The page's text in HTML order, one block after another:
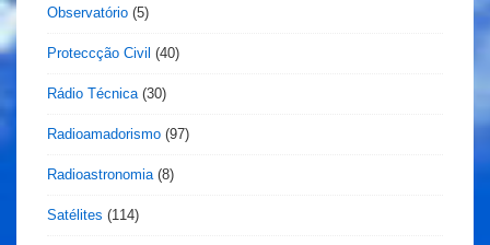
Observatório (5)
Proteccção Civil (40)
Rádio Técnica(30)
Radioamadorismo (97)
Radioastronomia(8)
Satélites (114)